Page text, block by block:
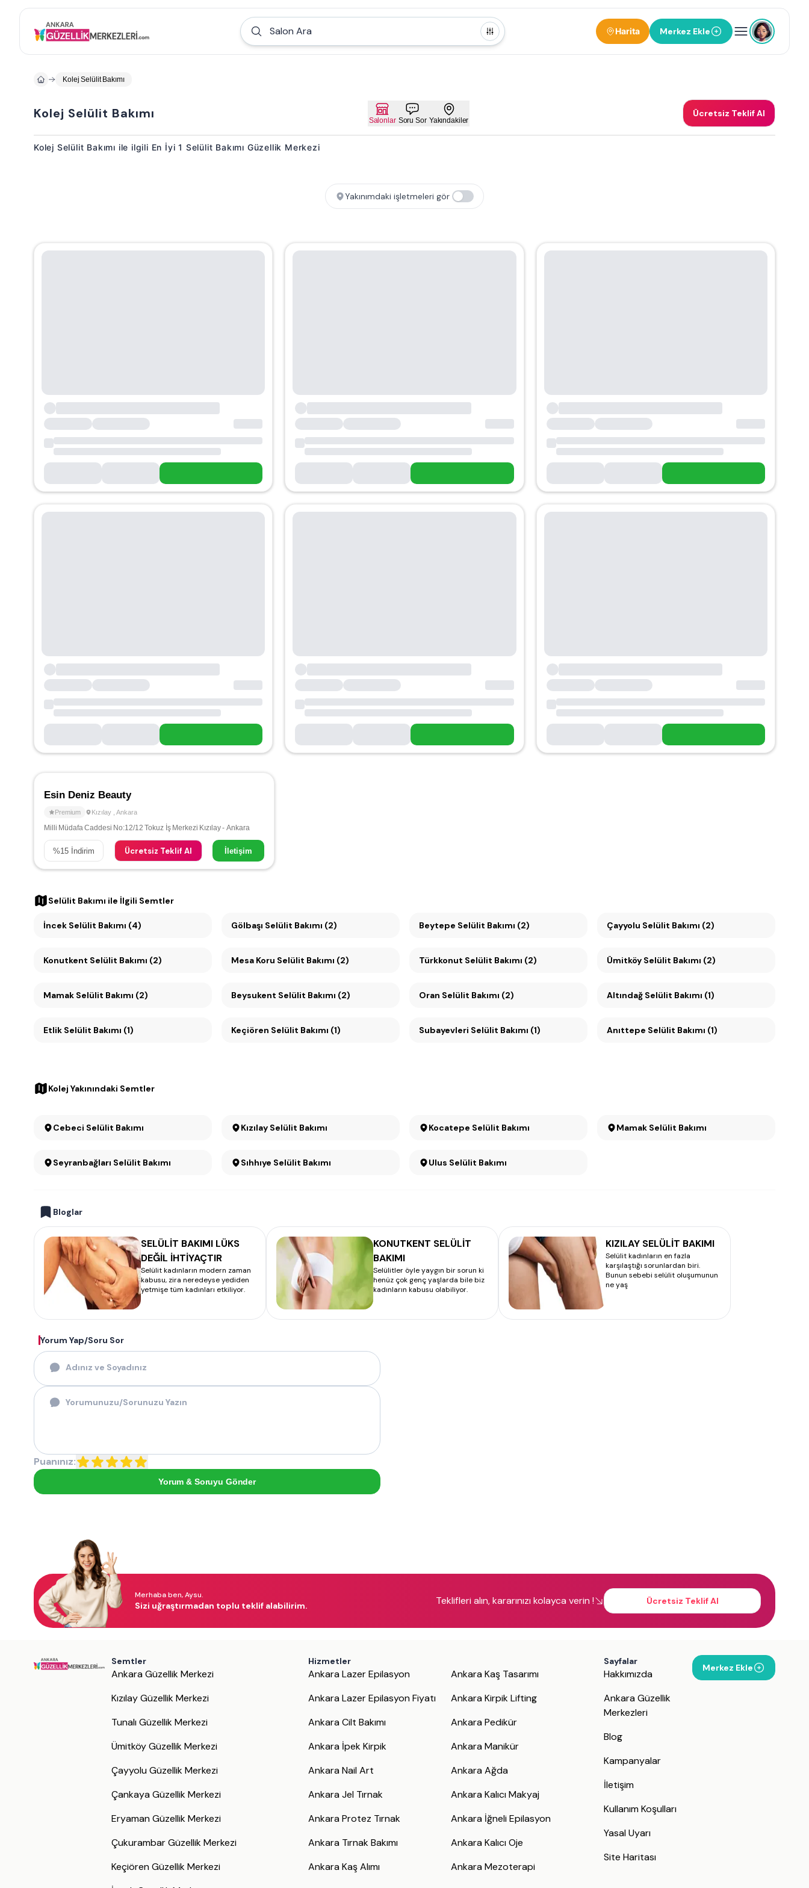
Salon Ara Harita Merkez Ekle
Kolej Selülit Bakımı
Kolej Selülit Bakımı Salonlar Soru Sor Yakındakiler
Ücretsiz Teklif Al
Kolej Selülit Bakımı ile ilgili En İyi 1 Selülit Bakımı Güzellik Merkezi
Yakınımdaki işletmeleri gör
Esin Deniz Beauty
Premium Kızılay Ankara
Milli Müdafa Caddesi No:12/12 Tokuz İş Merkezi Kızılay - Ankara
%15 İndirim Ücretsiz Teklif Al İletişim
Selülit Bakımı ile İlgili Semtler
İncek Selülit Bakımı (4) Gölbaşı Selülit Bakımı (2) Beytepe Selülit Bakımı (2) Çayyolu Selülit Bakımı (2)
Konutkent Selülit Bakımı (2) Mesa Koru Selülit Bakımı (2) Türkkonut Selülit Bakımı (2) Ümitköy Selülit Bakımı (2)
Mamak Selülit Bakımı (2) Beysukent Selülit Bakımı (2) Oran Selülit Bakımı (2) Altındağ Selülit Bakımı (1)
Etlik Selülit Bakımı (1) Keçiören Selülit Bakımı (1) Subayevleri Selülit Bakımı (1) Anıttepe Selülit Bakımı (1)
Kolej Yakınındaki Semtler
Cebeci Selülit Bakımı Kızılay Selülit Bakımı Kocatepe Selülit Bakımı Mamak Selülit Bakımı
Seyranbağları Selülit Bakımı Sıhhıye Selülit Bakımı Ulus Selülit Bakımı
Bloglar
SELÜLİT BAKIMI LÜKS
DEĞİL İHTİYAÇTIR
Selülit kadınların modern zaman
kabusu, zira neredeyse yediden
yetmişe tüm kadınları etkiliyor.
KONUTKENT SELÜLİT
BAKIMI
Selülitler öyle yaygın bir sorun ki
henüz çok genç yaşlarda bile biz
kadınların kabusu olabiliyor.
KIZILAY SELÜLİT BAKIMI
Selülit kadınların en fazla
karşılaştığı sorunlardan biri.
Bunun sebebi selülit oluşumunun
ne yaş
Yorum Yap/Soru Sor
Puanınız:
Yorum & Soruyu Gönder
Merhaba ben, Aysu.
Sizi uğraştırmadan toplu teklif alabilirim. Teklifleri alın, kararınızı kolayca verin ! Ücretsiz Teklif Al
Semtler
Ankara Güzellik Merkezi
Kızılay Güzellik Merkezi
Tunalı Güzellik Merkezi
Ümitköy Güzellik Merkezi
Çayyolu Güzellik Merkezi
Çankaya Güzellik Merkezi
Eryaman Güzellik Merkezi
Çukurambar Güzellik Merkezi
Keçiören Güzellik Merkezi
Hizmetler
Ankara Lazer Epilasyon
Ankara Lazer Epilasyon Fiyatı
Ankara Cilt Bakımı
Ankara İpek Kirpik
Ankara Nail Art
Ankara Jel Tırnak
Ankara Protez Tırnak
Ankara Tırnak Bakımı
Ankara Kaş Alımı
Ankara Kaş Tasarımı
Ankara Kirpik Lifting
Ankara Pedikür
Ankara Manikür
Ankara Ağda
Ankara Kalıcı Makyaj
Ankara İğneli Epilasyon
Ankara Kalıcı Oje
Ankara Mezoterapi
Sayfalar
Hakkımızda
Ankara Güzellik
Merkezleri
Blog
Kampanyalar
İletişim
Kullanım Koşulları
Yasal Uyarı
Site Haritası
Merkez Ekle